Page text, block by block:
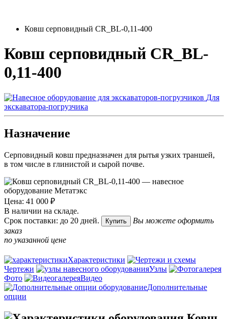
Ковш серповидный CR_BL-0,11-400
Ковш серповидный CR_BL-
0,11-400
Для
экскаватора-погрузчика
Назначение
Серповидный ковш предназначен для рытья узких траншей,
в том числе в глинистой и сырой почве.
Цена: 41 000 ₽
В наличии на складе.
Срок поставки: до 20 дней.
Купить
Вы можете оформить
заказ
по указанной цене
Характеристики
Чертежи
Узлы
Фото
Видео
Дополнительные
опции